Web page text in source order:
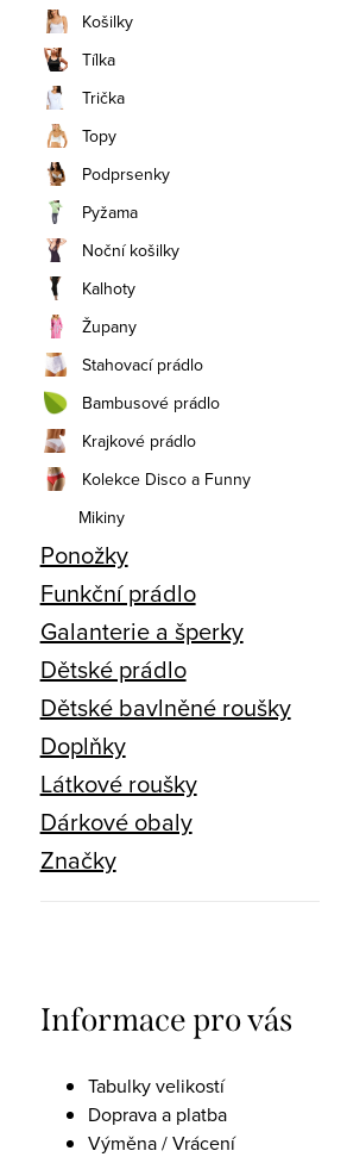
Košilky
Tílka
Trička
Topy
Podprsenky
Pyžama
Noční košilky
Kalhoty
Župany
Stahovací prádlo
Bambusové prádlo
Krajkové prádlo
Kolekce Disco a Funny
Mikiny
Ponožky
Funkční prádlo
Galanterie a šperky
Dětské prádlo
Dětské bavlněné roušky
Doplňky
Látkové roušky
Dárkové obaly
Značky
Informace pro vás
Tabulky velikostí
Doprava a platba
Výměna / Vrácení